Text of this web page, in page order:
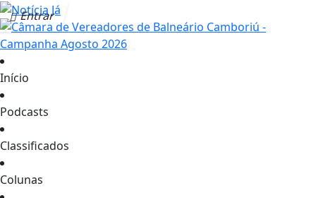
Entrar
Início
Podcasts
Classificados
Colunas